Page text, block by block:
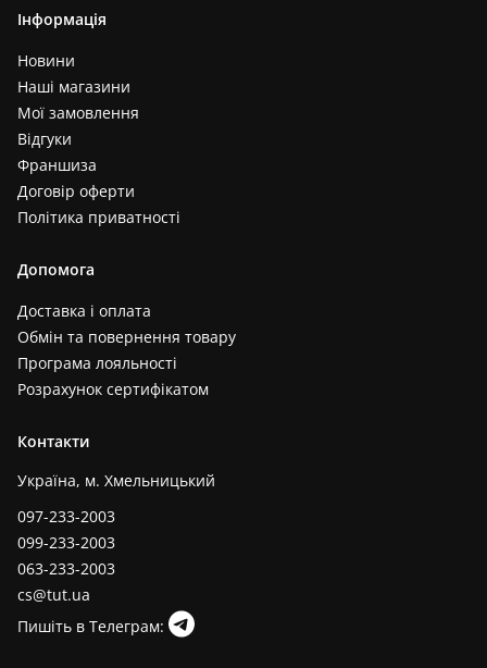
Інформація
Новини
Наші магазини
Мої замовлення
Відгуки
Франшиза
Договір оферти
Політика приватності
Допомога
Доставка і оплата
Обмін та повернення товару
Програма лояльності
Розрахунок сертифікатом
Контакти
Україна, м. Хмельницький
097-233-2003
099-233-2003
063-233-2003
cs@tut.ua
Пишіть в Телеграм: